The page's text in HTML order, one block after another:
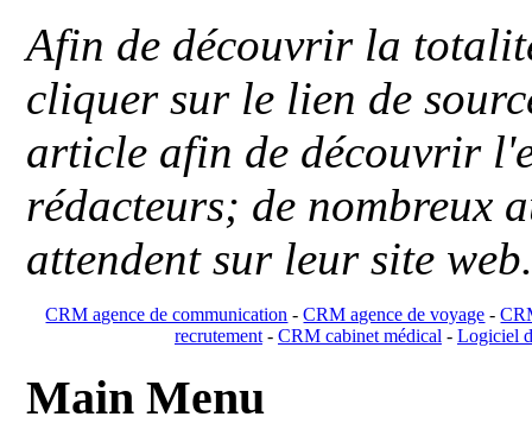
Afin de découvrir la
cliquer sur le lien de
article afin de découvrir
rédacteurs; de nombreux
attendent sur leur site
CRM agence de communication -CRM agence de voyage -
recrutement- CRM cabinet médical- Logiciel
Main Menu